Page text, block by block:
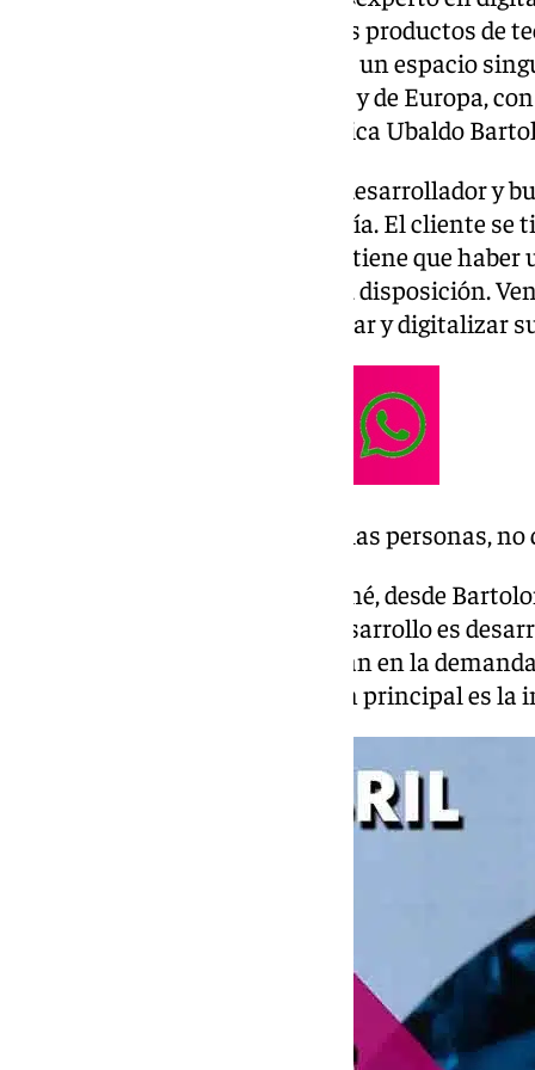
un salón que concentra muchos productos de
empresarios de la hostelería. Es un espacio
grandes proveedores de España y de Europa,
alimentación y tecnología», indica Ubaldo
«Bartolomé Consultores es un desarrollador y
ehosntre el cliente y la tecnología. El cliente se
tecnología está en su vida, pero tiene que
ayude a poner la tecnología a su disposición.
permiten al empresario y mejorar y digitalizar
«El robot es social, ayuda a las personas,
En palabras de Ubaldo Bartolomé, desde
innovación». «Gran parte del desarrollo es
final, tenemos ideas que se basan en la
clientes. Nuestra diferenciación principal es la